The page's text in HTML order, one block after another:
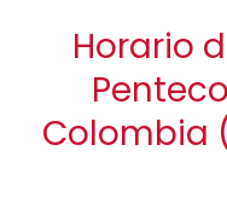
Horario
Colombia